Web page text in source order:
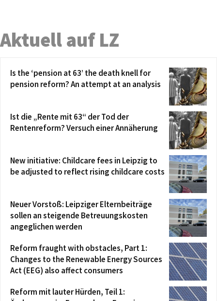
Aktuell auf LZ
Is the ‘pension at 63’ the death knell for
pension reform? An attempt at an analysis
Ist die „Rente mit 63“ der Tod der
Rentenreform? Versuch einer Annäherung
New initiative: Childcare fees in Leipzig to
be adjusted to reflect rising childcare costs
Neuer Vorstoß: Leipziger Elternbeiträge
sollen an steigende Betreuungskosten
angeglichen werden
Reform fraught with obstacles, Part 1:
Changes to the Renewable Energy Sources
Act (EEG) also affect consumers
Reform mit lauter Hürden, Teil 1: